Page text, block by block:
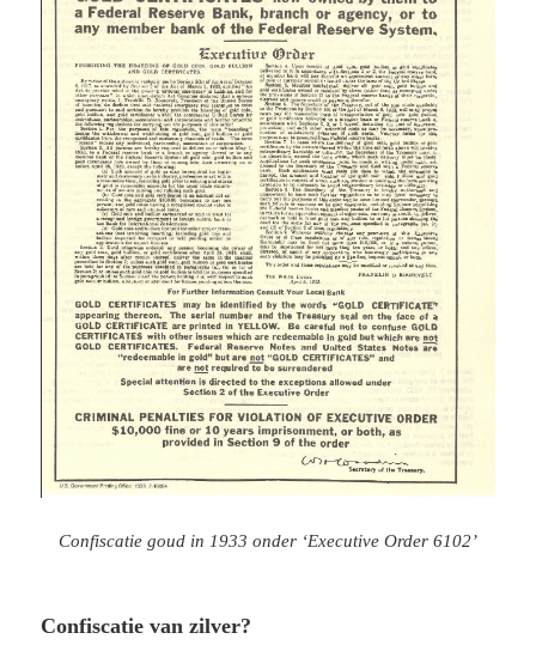
Confiscatie goud in 1933 onder ‘Executive Order 6102’
Confiscatie van zilver?